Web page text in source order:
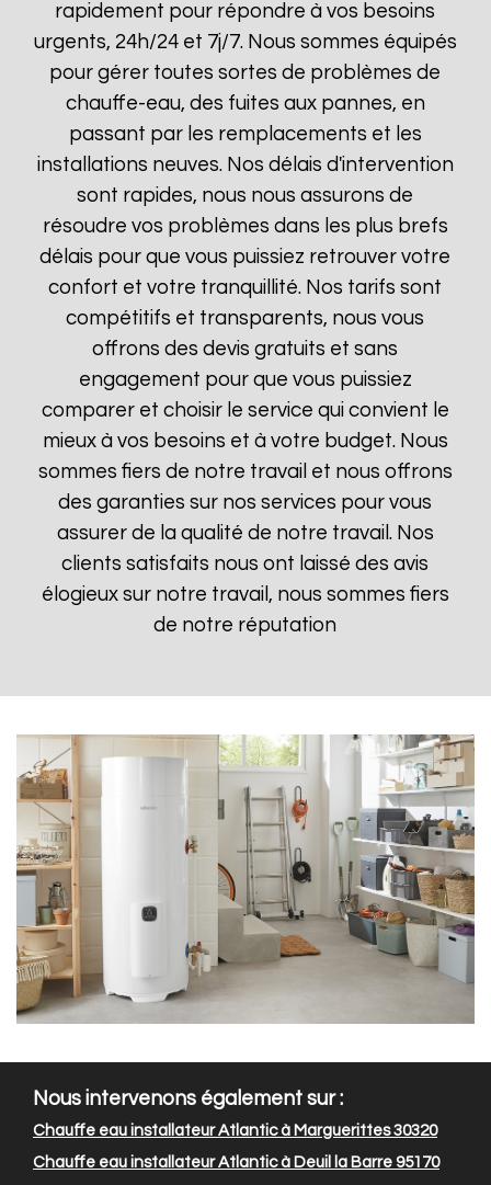
rapidement pour répondre à vos besoins
urgents, 24h/24 et 7j/7. Nous sommes équipés
pour gérer toutes sortes de problèmes de
chauffe-eau, des fuites aux pannes, en
passant par les remplacements et les
installations neuves. Nos délais d'intervention
sont rapides, nous nous assurons de
résoudre vos problèmes dans les plus brefs
délais pour que vous puissiez retrouver votre
confort et votre tranquillité. Nos tarifs sont
compétitifs et transparents, nous vous
offrons des devis gratuits et sans
engagement pour que vous puissiez
comparer et choisir le service qui convient le
mieux à vos besoins et à votre budget. Nous
sommes fiers de notre travail et nous offrons
des garanties sur nos services pour vous
assurer de la qualité de notre travail. Nos
clients satisfaits nous ont laissé des avis
élogieux sur notre travail, nous sommes fiers
de notre réputation
Nous intervenons également sur :
Chauffe eau installateur Atlantic à Marguerittes 30320
Chauffe eau installateur Atlantic à Deuil la Barre 95170